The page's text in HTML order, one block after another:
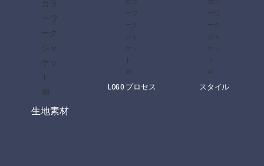
生地素材
LOG0 プロセス スタイル